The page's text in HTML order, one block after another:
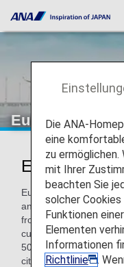
Eurowings
Eurowings
Eurowings is the low-
and specializes in
from Cologne/Bonn,
currently offers a total
50 countries around
city breaks or beach
Die ANA-
eine
zu
mit Ihrer
beachten Sie
solcher
Funktionen
Elementen
Informationen
Richtlinie
.